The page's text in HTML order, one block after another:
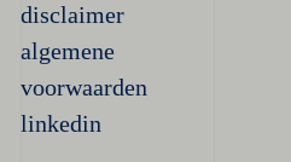
disclaimer
algemene
voorwaarden
linkedin